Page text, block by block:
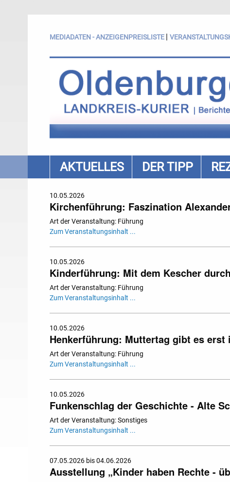
MEDIADATEN - ANZEIGENPREISLISTE |
AKTUELLES DER TIPP
10.05.2026
Kirchenführung: Faszination
Art der Veranstaltung: Führung
Zum Veranstaltungsinhalt ...
10.05.2026
Kinderführung: Mit dem Kescher
Art der Veranstaltung: Führung
Zum Veranstaltungsinhalt ...
10.05.2026
Henkerführung: Muttertag gibt es erst
Art der Veranstaltung: Führung
Zum Veranstaltungsinhalt ...
10.05.2026
Funkenschlag der Geschichte - Alte
Art der Veranstaltung: Sonstiges
Zum Veranstaltungsinhalt ...
07.05.2026 bis 04.06.2026
Ausstellung „Kinder haben Rechte -